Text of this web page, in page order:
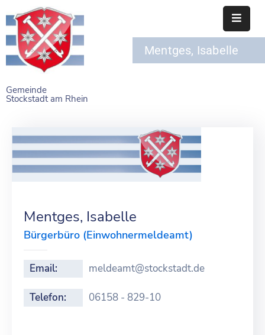
Gemeinde
Stockstadt am Rhein
STARTSEITE
BÜRGERSERVICE
NAHERHOLUNG
VEREINE
Mentges, Isabelle
Mentges, Isabelle
Bürgerbüro (Einwohnermeldeamt)
Email: meldeamt@stockstadt.de
Telefon: 06158 - 829-10